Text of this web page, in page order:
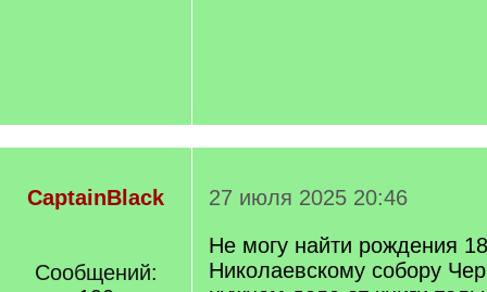
CaptainBlack
Сообщений:
27 июля 2025 20:46
Не могу найти рождения
Николаевскому собору